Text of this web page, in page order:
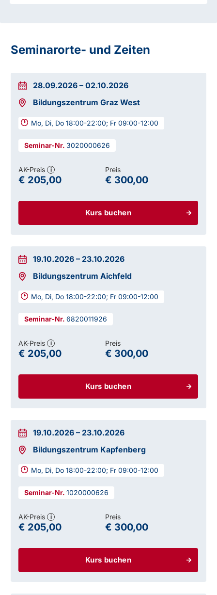
Seminarorte- und Zeiten
28.09.2026 –02.10.2026
Bildungszentrum Graz West
Mo, Di, Do 18:00-22:00; Fr 09:00-12:00
3020000626
Kurs buchen
AK-Preis i
€ 205,00
Preis
€ 300,00
19.10.2026 – 23.10.2026
Bildungszentrum Aichfeld
Mo, Di, Do 18:00-22:00; Fr 09:00-12:00
6820011926
Kurs buchen
AK-Preis i
€ 205,00
Preis
€ 300,00
19.10.2026 – 23.10.2026
Bildungszentrum Kapfenberg
Mo, Di, Do 18:00-22:00; Fr 09:00-12:00
1020000626
Kurs buchen
AK-Preis i
€ 205,00
Preis
€ 300,00